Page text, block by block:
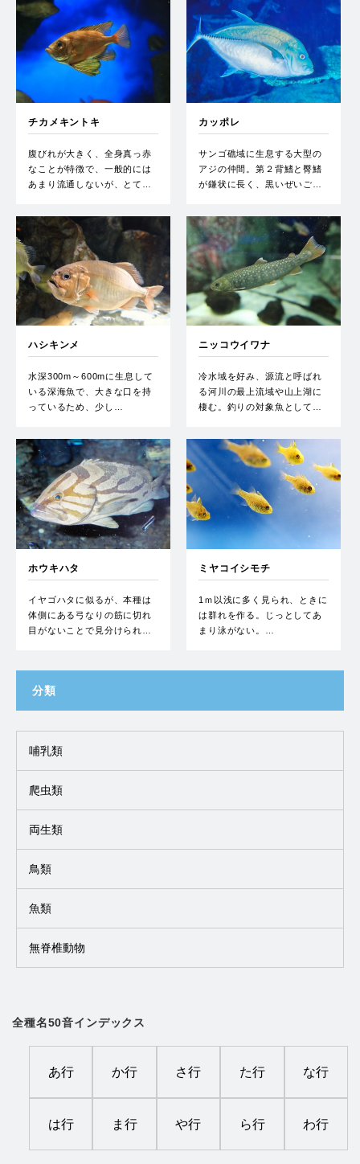
チカメキントキ
腹びれが大きく、全身真っ赤
なことが特徴で、一般的には
あまり流通しないが、とて…
カッポレ
サンゴ礁域に生息する大型の
アジの仲間。第２背鰭と臀鰭
が鎌状に長く、黒いぜいご…
ハシキンメ
水深300m～600mに生息して
いる深海魚で、大きな口を持
っているため、少し…
ニッコウイワナ
冷水域を好み、源流と呼ばれ
る河川の最上流域や山上湖に
棲む。釣りの対象魚として…
ホウキハタ
イヤゴハタに似るが、本種は
体側にある弓なりの筋に切れ
目がないことで見分けられ…
ミヤコイシモチ
1ｍ以浅に多く見られ、ときに
は群れを作る。じっとしてあ
まり泳がない。…
分類
哺乳類
爬虫類
両生類
鳥類
魚類
無脊椎動物
全種名50音インデックス
あ行 か行 さ行 た行 な行
は行 ま行 や行 ら行 わ行